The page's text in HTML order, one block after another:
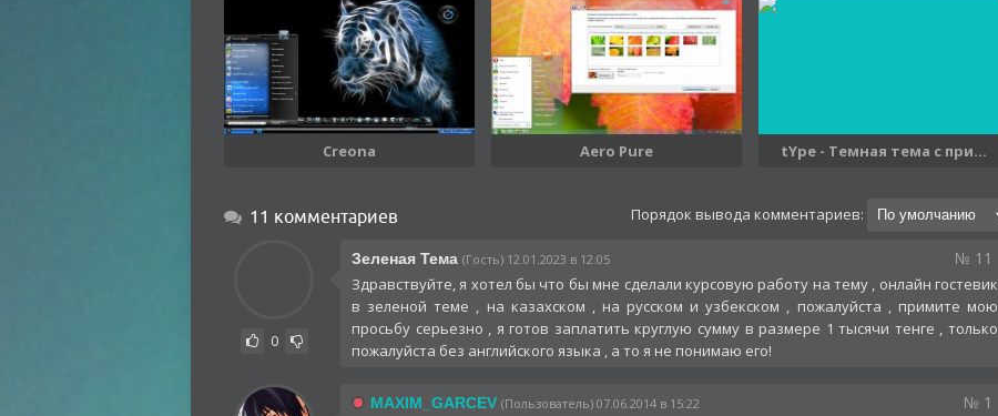
Creona Aero Pure tYpe - Темная тема с при...
11 комментариев Порядок вывода комментариев:
0
Зеленая Тема (Гость) 12.01.2023 в 12:05 № 11
Здравствуйте, я хотел бы что бы мне сделали курсовую работу на тему , онлайн гостевик
в зеленой теме , на казахском , на русском и узбекском , пожалуйста , примите мою
просьбу серьезно , я готов заплатить круглую сумму в размере 1 тысячи тенге , только
пожалуйста без английского языка , а то я не понимаю его!
MAXIM_GARCEV (Пользователь) 07.06.2014 в 15:22 № 1